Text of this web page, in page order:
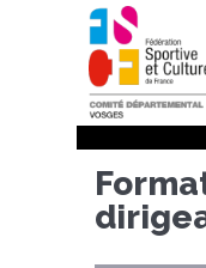
Aller
au
contenu
principal